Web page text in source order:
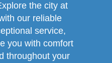
the city at
our reliable
service,
you with comfort
throughout your